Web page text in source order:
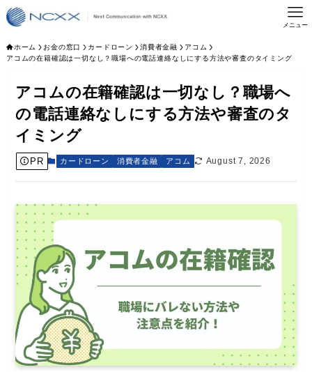
メニュー
ホーム お金の窓口 カードローン 消費者金融
アコム
アコムの在籍確認は一切なし？職場への電話連絡なしにする方法や審査のタイミング
アコムの在籍確認は一切なし？職場へ
の電話連絡なしにする方法や審査のタ
イミング
PR カードローン 消費者金融 アコム August 7, 2026